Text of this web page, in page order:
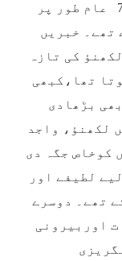
اخبار کا مکمل تعارف نامہ تھا ۔7 عام طور پر
تھے۔ خبریں
کی تازہ
تھا،کبھی
بڑھادی
لکھنؤ، واجد
کوخاص جگہ دی
لطیفے اور
تھے۔ دوسرے
اوربیرونی